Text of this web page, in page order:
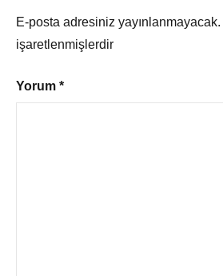
E-posta adresiniz yayınlanmayacak.
işaretlenmişlerdir
Yorum *